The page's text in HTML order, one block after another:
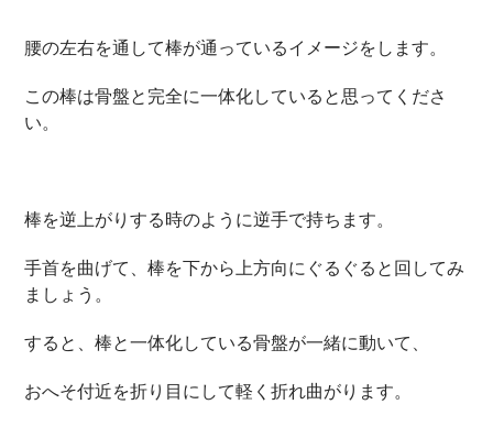
腰の左右を通して棒が通っているイメージをします。
この棒は骨盤と完全に一体化していると思ってくださ
い。
棒を逆上がりする時のように逆手で持ちます。
手首を曲げて、棒を下から上方向にぐるぐると回してみ
ましょう。
すると、棒と一体化している骨盤が一緒に動いて、
おへそ付近を折り目にして軽く折れ曲がります。